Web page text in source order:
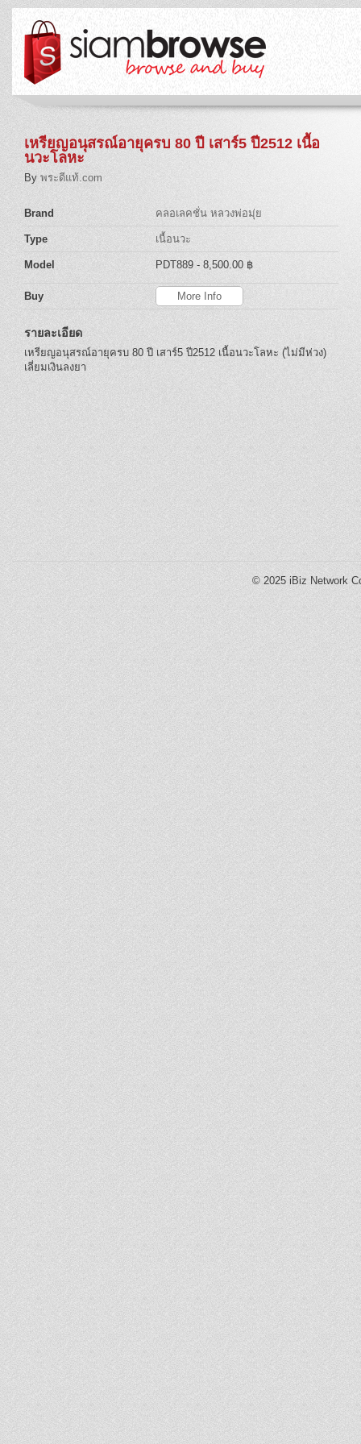
เหรียญอนุสรณ์อายุครบ 80 ปี เสาร์5 ปี2512 เนื้อ
นวะโลหะ
By พระดีแท้.com
Brand คลอเลคชั่น หลวงพ่อมุ่ย
Type เนื้อนวะ
Model PDT889 - 8,500.00 ฿
Buy More Info
รายละเอียด
เหรียญอนุสรณ์อายุครบ 80 ปี เสาร์5 ปี2512 เนื้อนวะโลหะ (ไม่มีห่วง)
เลี่ยมเงินลงยา
© 2025 iBiz Network